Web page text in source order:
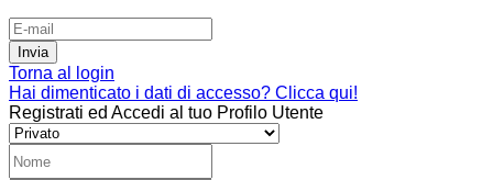
Invia
Torna al login
Hai dimenticato i dati di accesso? Clicca qui!
Registrati ed Accedi al tuo Profilo Utente